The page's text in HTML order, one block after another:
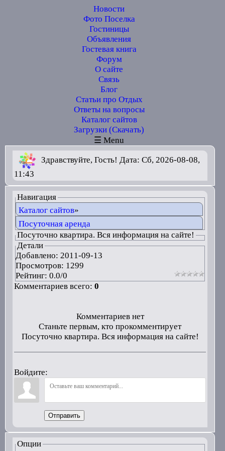
Новости
Фото Поселка
Гостиницы
Объявления
Гостевая книга
Форум
О сайте
Связь
Блог
Статьи про Отдых
Ответы на вопросы
Каталог сайтов
Загрузки (Скачать)
☰ Menu
Здравствуйте, Гость! Дата: Сб, 2026-08-08,
11:43
Навигация
Каталог сайтов»
Посуточная аренда
Посуточно квартира. Вся информация на сайте!
Детали
Добавлено: 2011-09-13
Просмотров: 1299
Рейтинг: 0.0/0
Комментариев всего: 0
Комментариев нет
Станьте первым, кто прокомментирует
Посуточно квартира. Вся информация на сайте!
Войдите:
Отправить
Опции